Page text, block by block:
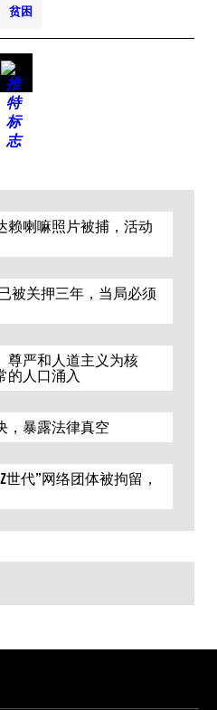
贫困
赖喇嘛照片被捕，活动
被关押三年，当局必须
尊严和人道主义为核
的人口涌入
，暴露法律真空
代”网络团体被拘留，